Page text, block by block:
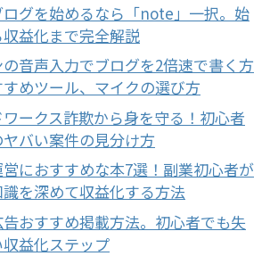
グを始めるなら「note」一択。始
益化まで完全解説
音声入力でブログを2倍速で書く方
めツール、マイクの選び方
ークス詐欺から身を守る！初心者
バい案件の見分け方
におすすめな本7選！副業初心者が
を深めて収益化する方法
おすすめ掲載方法。初心者でも失
益化ステップ